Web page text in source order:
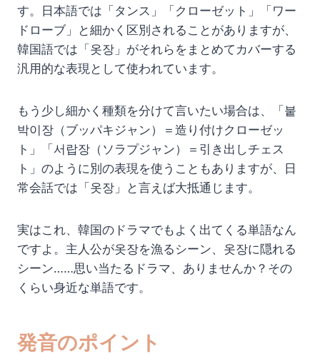
す。日本語では「タンス」「クローゼット」「ワー
ドローブ」と細かく区別されることがありますが、
韓国語では「옷장」がそれらをまとめてカバーする
汎用的な表現として使われています。
もう少し細かく種類を分けて言いたい場合は、「붙
박이장（ブッパキジャン）＝造り付けクローゼッ
ト」「서랍장（ソラプジャン）＝引き出しチェス
ト」のように別の表現を使うこともありますが、日
常会話では「옷장」と言えば大抵通じます。
実はこれ、韓国のドラマでもよく出てくる単語なん
ですよ。主人公が옷장を漁るシーン、옷장に隠れる
シーン……思い当たるドラマ、ありませんか？その
くらい身近な単語です。
発音のポイント